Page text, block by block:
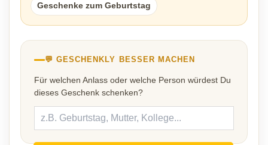
Geschenke zum Geburtstag
💬 GESCHENKLY BESSER MACHEN
Für welchen Anlass oder welche Person würdest Du
dieses Geschenk schenken?